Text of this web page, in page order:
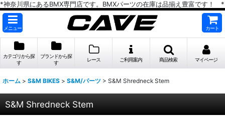
*神奈川県にあるBMX専門店です。BMXパーツの在庫は品揃え豊富です！ *
メニュー カート
カテゴリから探
す
ブランドから探
す
レース ご利用案内 商品検索 マイページ
ホーム > S&M BIKES > S&M/パーツ > S&M Shredneck Stem
S&M Shredneck Stem